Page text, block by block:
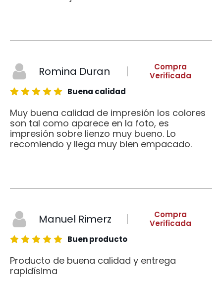
Romina Duran
Compra
Verificada
Buena calidad
Muy buena calidad de impresión los colores
son tal como aparece en la foto, es
impresión sobre lienzo muy bueno. Lo
recomiendo y llega muy bien empacado.
Manuel Rimerz
Compra
Verificada
Buen producto
Producto de buena calidad y entrega
rapidísima